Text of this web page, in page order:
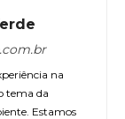
na
tema da
Estamos